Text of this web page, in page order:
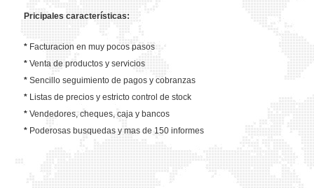
Pricipales características:
* Facturacion en muy pocos pasos
* Venta de productos y servicios
* Sencillo seguimiento de pagos y cobranzas
* Listas de precios y estricto control de stock
* Vendedores, cheques, caja y bancos
* Poderosas busquedas y mas de 150 informes